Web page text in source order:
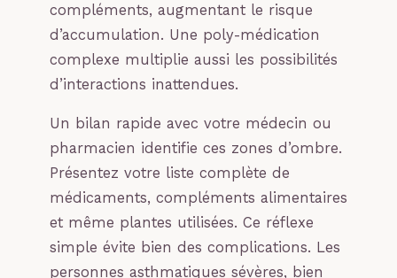
compléments, augmentant le risque
d’accumulation. Une poly-médication
complexe multiplie aussi les possibilités
d’interactions inattendues.
Un bilan rapide avec votre médecin ou
pharmacien identifie ces zones d’ombre.
Présentez votre liste complète de
médicaments, compléments alimentaires
et même plantes utilisées. Ce réflexe
simple évite bien des complications. Les
personnes asthmatiques sévères, bien